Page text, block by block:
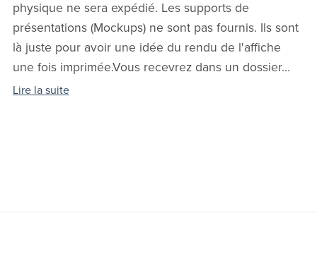
physique ne sera expédié. Les supports de
présentations (Mockups) ne sont pas fournis. Ils sont
là juste pour avoir une idée du rendu de l'affiche
une fois imprimée.Vous recevrez dans un dossier...
Lire la suite